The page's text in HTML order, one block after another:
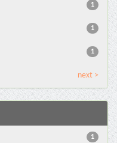
1
1
1
next >
1